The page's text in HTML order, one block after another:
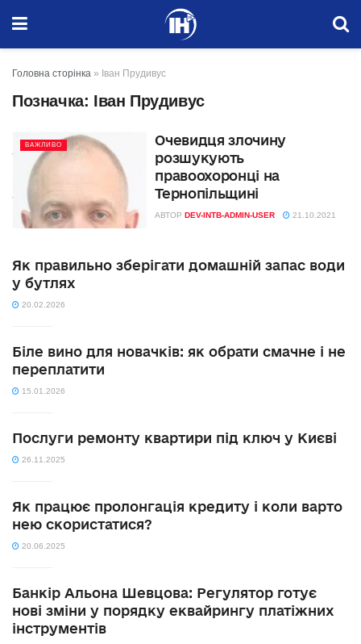
Головна сторінка » Іван Прудивус
Позначка: Іван Прудивус
ВАЖЛИВО
Очевидця злочину
розшукують
правоохоронці на
Тернопільщині
АВТОР DEV-INTB-ADMIN-USER 21.10.2021
Як правильно зберігати домашній запас води
у бутлях
20.02.2026
Біле вино для новачків: як обрати смачне і не
переплатити
15.01.2026
Послуги ремонту квартири під ключ у Києві
26.11.2025
Як працює пролонгація кредиту і коли варто
нею скористатися?
20.06.2025
Банкір Альона Шевцова: Регулятор готує
нові зміни у порядку еквайрингу платіжних
інструментів